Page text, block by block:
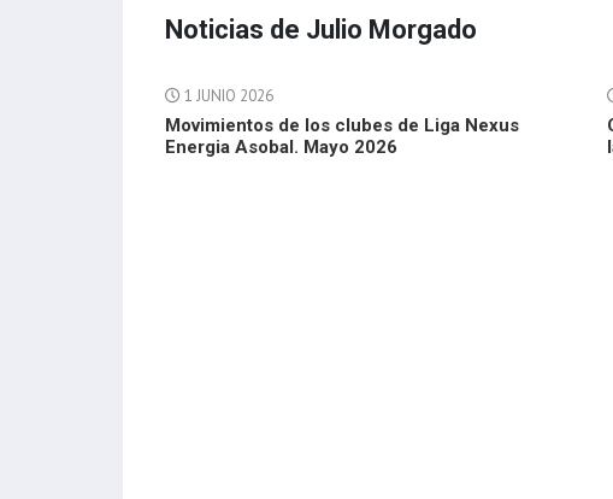
Noticias de Julio Morgado
1 JUNIO 2026
Movimientos de los clubes de Liga Nexus
Energia Asobal. Mayo 2026